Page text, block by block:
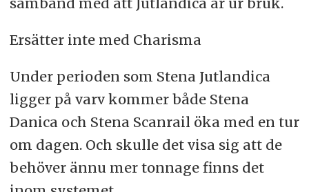
Ersätter inte med Charisma
Under perioden som Stena Jutlandica
ligger på varv kommer både Stena
Danica och Stena Scanrail öka med en tur
om dagen. Och skulle det visa sig att de
behöver ännu mer tonnage finns det